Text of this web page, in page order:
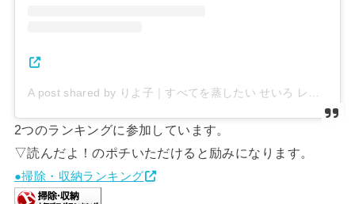
2つのランキングに参加しています。
▽読んだよ！のポチいただけると励みになります。
●掃除・収納ランキング